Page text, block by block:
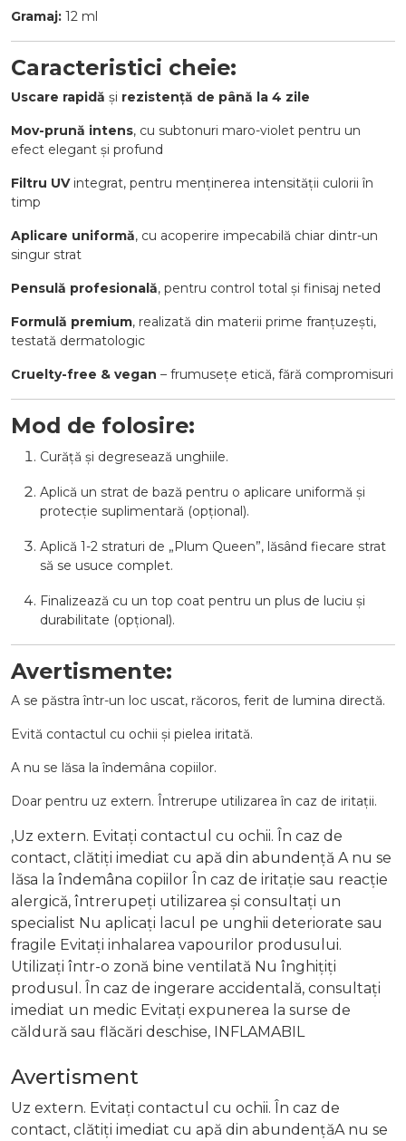
Gramaj: 12 ml
Caracteristici cheie:
Uscare rapidă și rezistență de până la 4 zile
Mov-prună intens, cu subtonuri maro-violet pentru un
efect elegant și profund
Filtru UVintegrat, pentru menținerea intensității culorii în
timp
Aplicare uniformă, cu acoperire impecabilă chiar dintr-un
singur strat
Pensulă profesională, pentru control total și finisaj neted
Formulă premium, realizată din materii prime franțuzești,
testată dermatologic
Cruelty-free & vegan – frumusețe etică, fără compromisuri
Mod de folosire:
Curăță și degresează unghiile.
Aplică un strat de bază pentru o aplicare uniformă și
protecție suplimentară (opțional).
Aplică 1-2 straturi de „Plum Queen”, lăsând fiecare strat
să se usuce complet.
Finalizează cu un top coat pentru un plus de luciu și
durabilitate (opțional).
Avertismente:
A se păstra într-un loc uscat, răcoros, ferit de lumina directă.
Evită contactul cu ochii și pielea iritată.
A nu se lăsa la îndemâna copiilor.
Doar pentru uz extern. Întrerupe utilizarea în caz de iritații.
,Uz extern. Evitați contactul cu ochii. În caz de
contact, clătiți imediat cu apă din abundență A nu se
lăsa la îndemâna copiilor În caz de iritație sau reacție
alergică, întrerupeți utilizarea și consultați un
specialist Nu aplicați lacul pe unghii deteriorate sau
fragile Evitați inhalarea vapourilor produsului.
Utilizați într-o zonă bine ventilată Nu înghițiți
produsul. În caz de ingerare accidentală, consultați
imediat un medic Evitați expunerea la surse de
căldură sau flăcări deschise, INFLAMABIL
Avertisment
Uz extern. Evitați contactul cu ochii. În caz de
contact, clătiți imediat cu apă din abundențăA nu se